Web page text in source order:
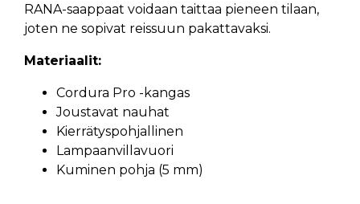
RANA-saappaat voidaan taittaa pieneen tilaan,
joten ne sopivat reissuun pakattavaksi.
Materiaalit:
Cordura Pro -kangas
Joustavat nauhat
Kierrätyspohjallinen
Lampaanvillavuori
Kuminen pohja (5 mm)